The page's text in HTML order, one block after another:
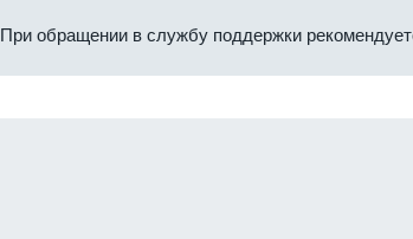
При обращении в службу поддержки